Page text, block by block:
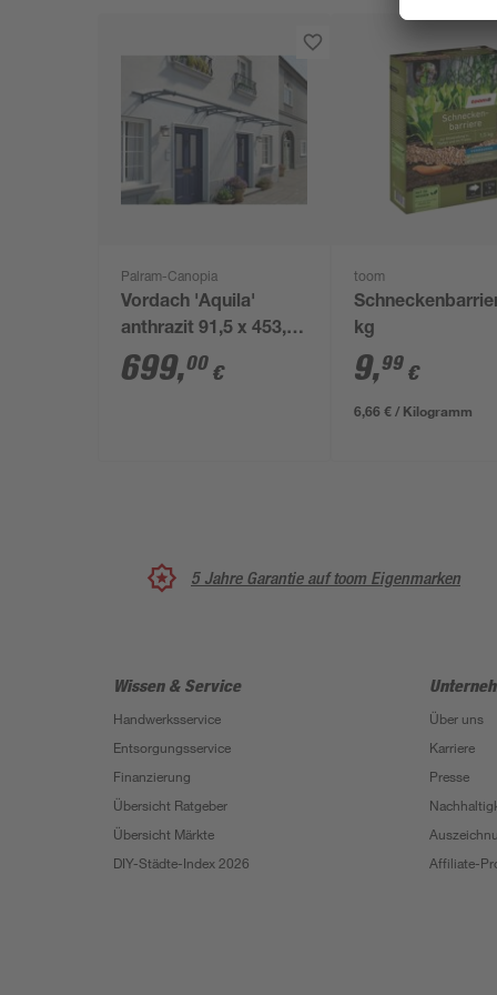
Palram-Canopia
Vordach 'Aquila'
anthrazit 91,5 x 453,5
cm Acrylglas klar
699,00 €
toom
kg
9,99 €
6,66 € / Kilogramm
5 Jahre Garantie auf toom Eigenmarken
Wissen & Service
Handwerksservice
Entsorgungsservice
Finanzierung
Übersicht Ratgeber
Übersicht Märkte
DIY-Städte-Index 2026
Über uns
Karriere
Presse
Affiliate-